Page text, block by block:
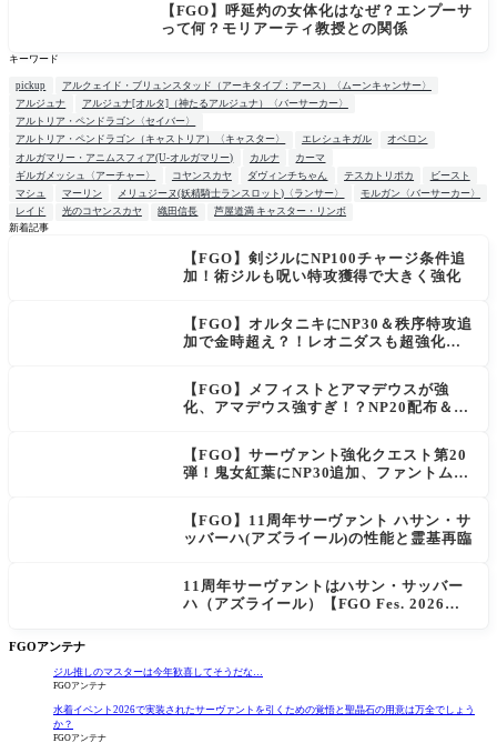
【FGO】呼延灼の女体化はなぜ？エンプーサ
って何？モリアーティ教授との関係
キーワード
pickup
アルクェイド・ブリュンスタッド（アーキタイプ：アース）〈ムーンキャンサー〉
アルジュナ
アルジュナ[オルタ]（神たるアルジュナ）〈バーサーカー〉
アルトリア・ペンドラゴン〈セイバー〉
アルトリア・ペンドラゴン（キャストリア）〈キャスター〉
エレシュキガル
オベロン
オルガマリー・アニムスフィア(U-オルガマリー)
カルナ
カーマ
ギルガメッシュ〈アーチャー〉
コヤンスカヤ ダヴィンチちゃん テスカトリポカ
ビースト
マシュ
マーリン メリュジーヌ(妖精騎士ランスロット)〈ランサー〉
モルガン〈バーサーカー〉
レイド
光のコヤンスカヤ 織田信長
芦屋道満 キャスター・リンボ
新着記事
【FGO】剣ジルにNP100チャージ条件追
加！術ジルも呪い特攻獲得で大きく強化
【FGO】オルタニキにNP30＆秩序特攻追
加で金時超え？！レオニダスも超強化で
【FGO】メフィストとアマデウスが強
化、アマデウス強すぎ！？NP20配布＆Ar
【FGO】サーヴァント強化クエスト第20
弾！鬼女紅葉にNP30追加、ファントムも
【FGO】11周年サーヴァント ハサン・サ
ッバーハ(アズライール)の性能と霊基再臨
11周年サーヴァントはハサン・サッバー
ハ（アズライール）【FGO Fes. 2026】
FGOアンテナ
ジル推しのマスターは今年歓喜してそうだな…
FGOアンテナ
水着イベント2026で実装されたサーヴァントを引くための覚悟と聖晶石の用意は万全でしょう
か？
FGOアンテナ